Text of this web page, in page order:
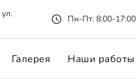
Пн-Пт: 8:00-17:00
Галерея Наши работы